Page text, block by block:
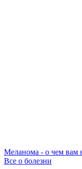
Меланома - о чем вам
Все о болезни